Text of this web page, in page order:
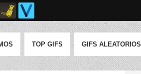
TOP GIFS GIFS ALEATORIOS